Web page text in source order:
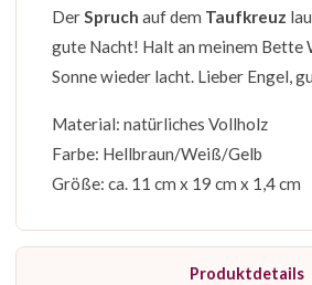
DerSpruch auf dem Taufkreuz
gute Nacht! Halt an meinem Bette
Sonne wieder lacht. Lieber Engel,
Material: natürliches Vollholz
Farbe: Hellbraun/Weiß/Gelb
Größe: ca. 11 cm x 19 cm x 1,4 cm
Produktdetails